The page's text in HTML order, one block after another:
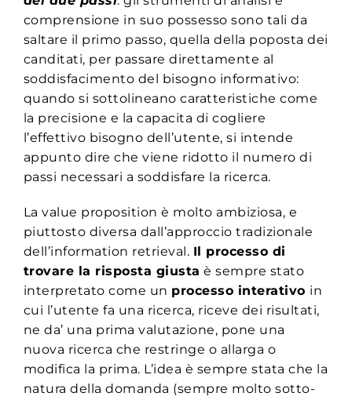
comprensione in suo possesso sono tali da
saltare il primo passo, quella della poposta dei
canditati, per passare direttamente al
soddisfacimento del bisogno informativo:
quando si sottolineano caratteristiche come
la precisione e la capacita di cogliere
l’effettivo bisogno dell’utente, si intende
appunto dire che viene ridotto il numero di
passi necessari a soddisfare la ricerca.
La value proposition è molto ambiziosa, e
piuttosto diversa dall’approccio tradizionale
dell’information retrieval. Il processo di
trovare la risposta giusta è sempre stato
interpretato come un processo interativo in
cui l’utente fa una ricerca, riceve dei risultati,
ne da’ una prima valutazione, pone una
nuova ricerca che restringe o allarga o
modifica la prima. L’idea è sempre stata che la
natura della domanda (sempre molto sotto-